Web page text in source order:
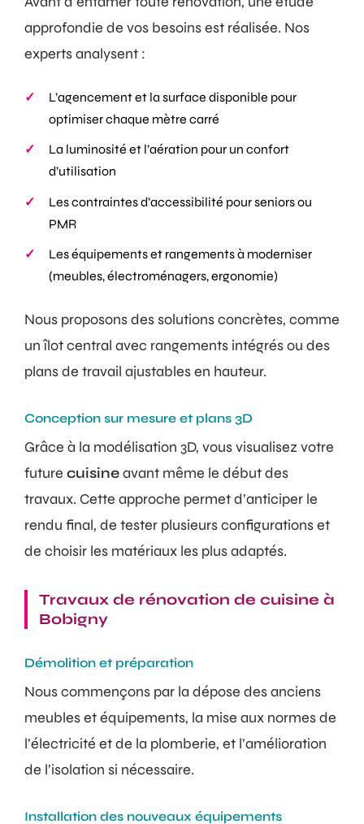
approfondie de vos besoins est réalisée. Nos
experts analysent :
L’agencement et la surface disponible pour
optimiser chaque mètre carré
La luminosité et l’aération pour un confort
d’utilisation
Les contraintes d’accessibilité pour seniors ou
PMR
Les équipements et rangements à moderniser
(meubles, électroménagers, ergonomie)
Nous proposons des solutions concrètes, comme
un îlot central avec rangements intégrés ou des
plans de travail ajustables en hauteur.
Conception sur mesure et plans 3D
Grâce à la modélisation 3D, vous visualisez votre
future cuisineavant même le début des
travaux. Cette approche permet d’anticiper le
rendu final, de tester plusieurs configurations et
de choisir les matériaux les plus adaptés.
Travaux de rénovation de cuisine à
Bobigny
Démolition et préparation
Nous commençons par la dépose des anciens
meubles et équipements, la mise aux normes de
l’électricité et de la plomberie, et l’amélioration
de l’isolation si nécessaire.
Installation des nouveaux équipements